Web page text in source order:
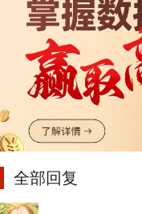
全部回复